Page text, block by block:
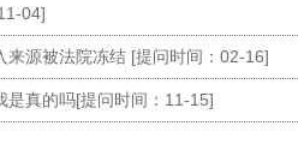
04]
来源被法院冻结 [提问时间：02-16]
是真的吗[提问时间：11-15]